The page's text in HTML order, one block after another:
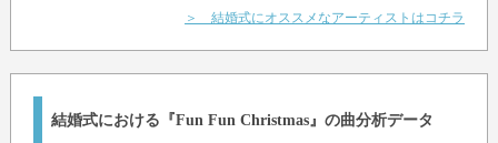
＞ 結婚式にオススメなアーティストはコチラ
結婚式における『Fun Fun Christmas』の曲分析データ